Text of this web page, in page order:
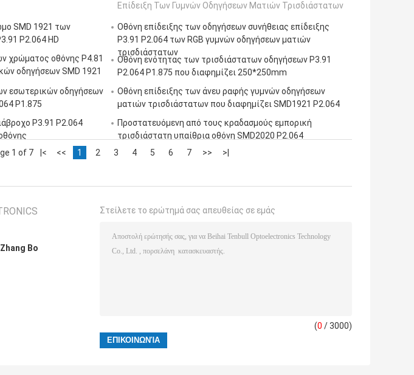
SMD 1921 των
P2.064 HD
χρώματος οθόνης P4.81
οδηγήσεων SMD 1921
εσωτερικών οδηγήσεων
P1.875
P3.91 P2.064
Επίδειξη Των Γυμνών Οδηγήσεων Ματιών Τρισδιάστατων
Οθόνη επίδειξης των οδηγήσεων συνήθειας επίδειξης
P3.91 P2.064 των RGB γυμνών οδηγήσεων ματιών
τρισδιάστατων
Οθόνη ενότητας των τρισδιάστατων οδηγήσεων P3.91
P2.064 P1.875 που διαφημίζει 250*250mm
Οθόνη επίδειξης των άνευ ραφής γυμνών οδηγήσεων
ματιών τρισδιάστατων που διαφημίζει SMD1921 P2.064
Προστατευόμενη από τους κραδασμούς εμπορική
τρισδιάστατη υπαίθρια οθόνη SMD2020 P2.064
διαφήμισης
1 of 7 |< << 1 2 3 4 5 6 7 >> >|
Bo
Στείλετε το ερώτημά σας απευθείας σε εμάς
(0 / 3000)